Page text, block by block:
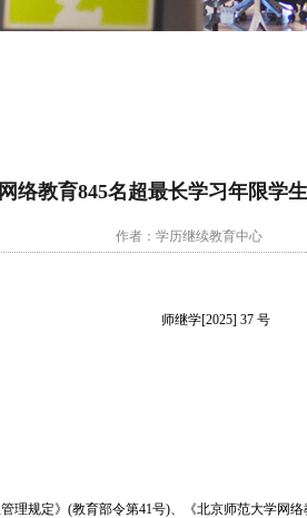
络教育845名超最长学习年限学
作者：学历继续教育中心
师继学[2025] 37 号
理规定》(教育部令第41号)、《北京师范大学网